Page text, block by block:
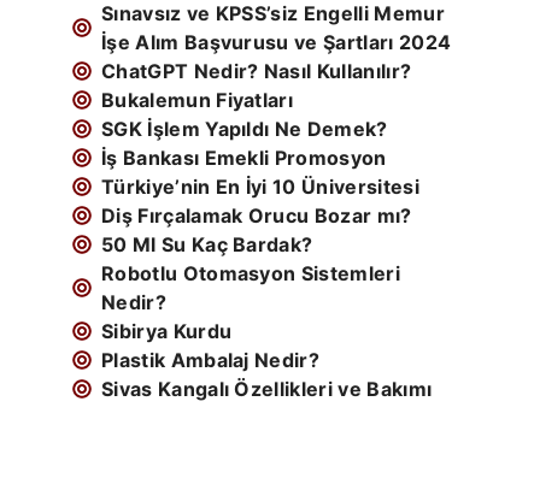
Sınavsız ve KPSS’siz Engelli Memur
İşe Alım Başvurusu ve Şartları 2024
ChatGPT Nedir? Nasıl Kullanılır?
Bukalemun Fiyatları
SGK İşlem Yapıldı Ne Demek?
İş Bankası Emekli Promosyon
Türkiye’nin En İyi 10 Üniversitesi
Diş Fırçalamak Orucu Bozar mı?
50 Ml Su Kaç Bardak?
Robotlu Otomasyon Sistemleri
Nedir?
Sibirya Kurdu
Plastik Ambalaj Nedir?
Sivas Kangalı Özellikleri ve Bakımı